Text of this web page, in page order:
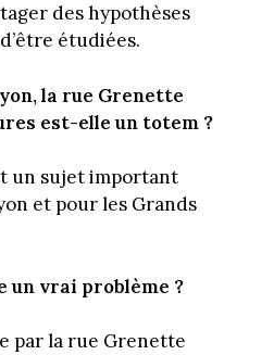
des hypothèses
étudiées.
la rue Grenette
est-elle un totem ?
un sujet important
et pour les Grands
un vrai problème ?
par la rue Grenette